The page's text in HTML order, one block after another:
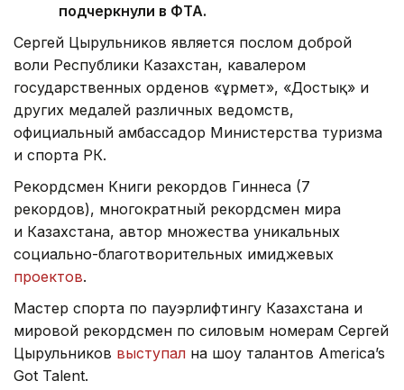
подчеркнули в ФТА.
Сергей Цырульников является послом доброй
воли Республики Казахстан, кавалером
государственных орденов «Құрмет», «Достық» и
других медалей различных ведомств,
официальный амбассадор Министерства туризма
и спорта РК.
Рекордсмен Книги рекордов Гиннеса (7
рекордов), многократный рекордсмен мира
и Казахстана, автор множества уникальных
социально-благотворительных имиджевых
проектов.
Мастер спорта по пауэрлифтингу Казахстана и
мировой рекордсмен по силовым номерам Сергей
Цырульников выступал на шоу талантов America’s
Got Talent.